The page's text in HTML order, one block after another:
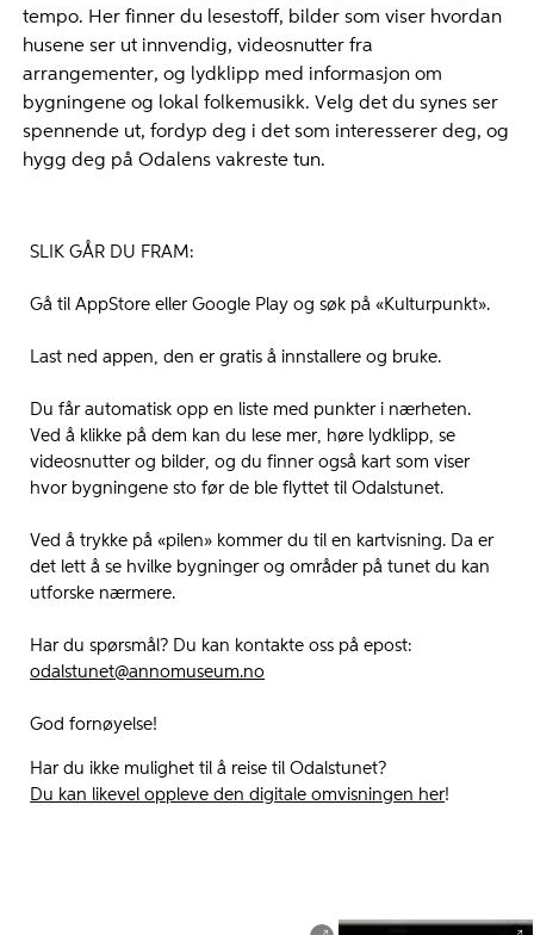
tempo. Her finner du lesestoff, bilder som viser hvordan
husene ser ut innvendig, videosnutter fra
arrangementer, og lydklipp med informasjon om
bygningene og lokal folkemusikk. Velg det du synes ser
spennende ut, fordyp deg i det som interesserer deg, og
hygg deg på Odalens vakreste tun.
SLIK GÅR DU FRAM:
Gå til AppStore eller Google Play og søk på «Kulturpunkt».
Last ned appen, den er gratis å innstallere og bruke.
Du får automatisk opp en liste med punkter i nærheten.
Ved å klikke på dem kan du lese mer, høre lydklipp, se
videosnutter og bilder, og du finner også kart som viser
hvor bygningene sto før de ble flyttet til Odalstunet.
Ved å trykke på «pilen» kommer du til en kartvisning. Da er
det lett å se hvilke bygninger og områder på tunet du kan
utforske nærmere.
Har du spørsmål? Du kan kontakte oss på epost:
odalstunet@annomuseum.no
God fornøyelse!
Har du ikke mulighet til å reise til Odalstunet?
Du kan likevel oppleve den digitale omvisningen her!